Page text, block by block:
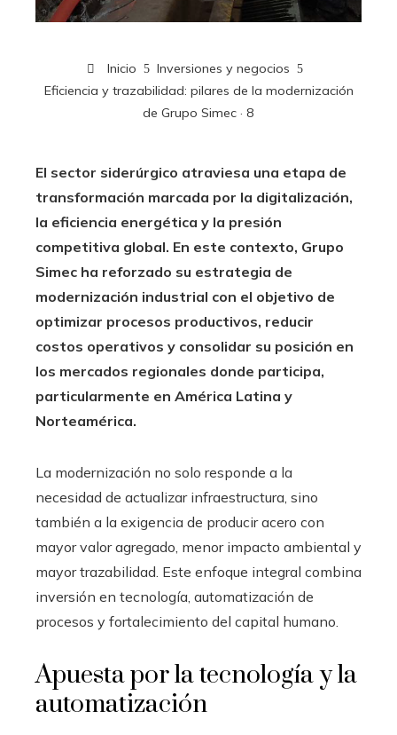
Inicio
Inversiones y negocios
Eficiencia y trazabilidad: pilares de la modernización
de Grupo Simec · 8
El sector siderúrgico atraviesa una etapa de
transformación marcada por la digitalización,
la eficiencia energética y la presión
competitiva global. En este contexto, Grupo
Simec ha reforzado su estrategia de
modernización industrial con el objetivo de
optimizar procesos productivos, reducir
costos operativos y consolidar su posición en
los mercados regionales donde participa,
particularmente en América Latina y
Norteamérica.
La modernización no solo responde a la
necesidad de actualizar infraestructura, sino
también a la exigencia de producir acero con
mayor valor agregado, menor impacto ambiental y
mayor trazabilidad. Este enfoque integral combina
inversión en tecnología, automatización de
procesos y fortalecimiento del capital humano.
Apuesta por la tecnología y la
automatización